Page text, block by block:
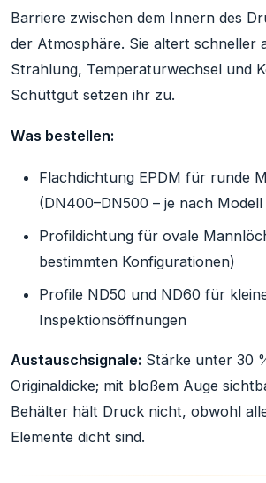
Barriere zwischen dem Innern des
der Atmosphäre. Sie altert schneller
Strahlung, Temperaturwechsel und
Schüttgut setzen ihr zu.
Was bestellen:
Flachdichtung EPDM für runde
(DN400–DN500 – je nach
Profildichtung für ovale
bestimmten Konfigurationen)
Profile ND50 und ND60 für
Inspektionsöffnungen
Austauschsignale: Stärke unter 30
Originaldicke; mit bloßem Auge
Behälter hält Druck nicht, obwohl
Elemente dicht sind.